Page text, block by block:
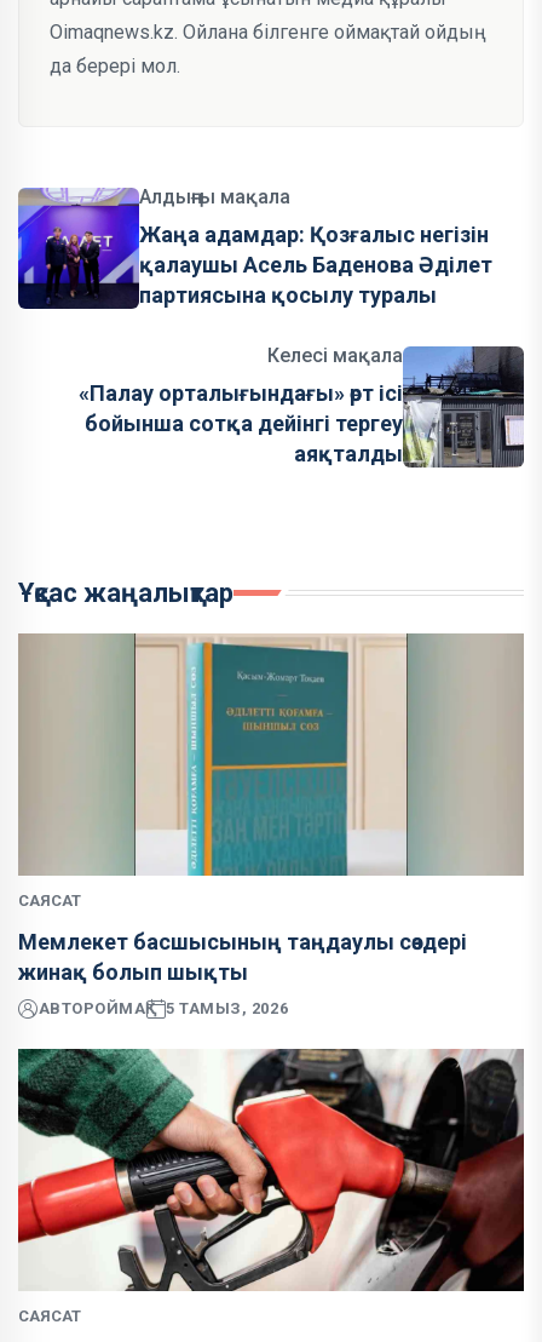
Oimaqnews.kz. Ойлана білгенге оймақтай ойдың
да берері мол.
Алдыңғы мақала
Жаңа адамдар: Қозғалыс негізін
қалаушы Асель Баденова Әділет
партиясына қосылу туралы
Келесі мақала
«Палау орталығындағы» өрт ісі
бойынша сотқа дейінгі тергеу
аяқталды
Ұқсас жаңалықтар
САЯСАТ
Мемлекет басшысының таңдаулы сөздері
жинақ болып шықты
АВТОРОЙМАҚ 5 ТАМЫЗ, 2026
САЯСАТ